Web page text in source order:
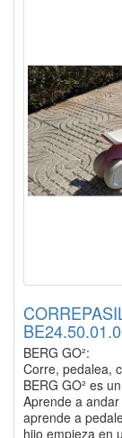
BERG GO²:
Corre, pedalea,
BERG GO² es
Aprende a
aprende a
hijo empieza en